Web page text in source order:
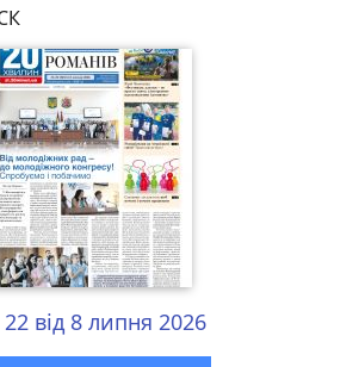
від 8 липня 2026